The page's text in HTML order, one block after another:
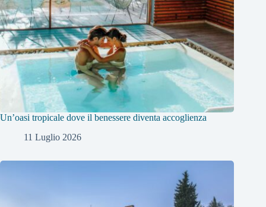
Un’oasi tropicale dove il benessere diventa accoglienza
11 Luglio 2026